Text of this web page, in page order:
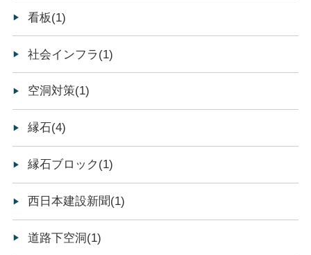
看板(1)
社会インフラ(1)
空洞対策(1)
縁石(4)
縁石ブロック(1)
西日本建設新聞(1)
道路下空洞(1)